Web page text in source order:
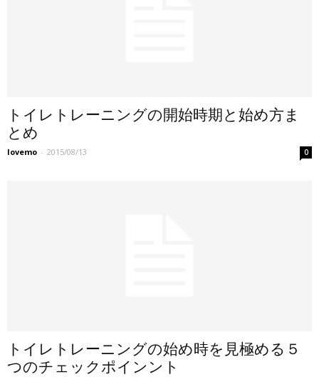
トイレトレーニングの開始時期と始め方ま
とめ
lovemo - 2015/08/13 0
トイレトレーニングの始め時を見極める５
つのチェックポインント